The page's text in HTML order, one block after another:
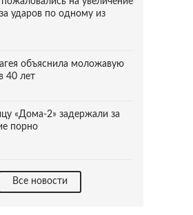
ударов по одному из
объяснила моложавую
40 лет
«Дома-2» задержали за
порно
Все новости